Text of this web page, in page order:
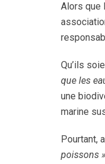
Alors que
Qu’ils
que les
une
marine
Pourtant,
poissons »